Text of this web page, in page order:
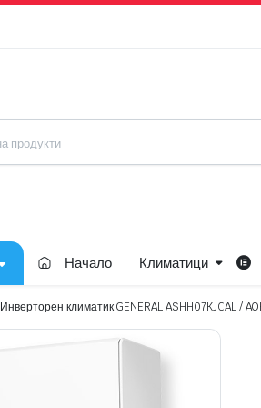
Начало Климатици
Инверторен климатик GENERAL ASHH07KJCAL /